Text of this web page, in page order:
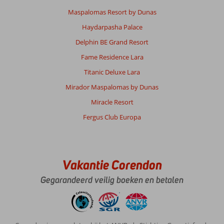
Maspalomas Resort by Dunas
Haydarpasha Palace
Delphin BE Grand Resort
Fame Residence Lara
Titanic Deluxe Lara
Mirador Maspalomas by Dunas
Miracle Resort
Fergus Club Europa
Vakantie Corendon
Gegarandeerd veilig boeken en betalen